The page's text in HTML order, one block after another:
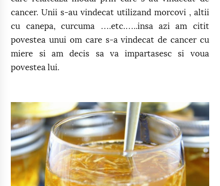
cancer. Unii s-au vindecat utilizand morcovi , altii
cu canepa, curcuma ….etc.…..insa azi am citit
povestea unui om care s-a vindecat de cancer cu
miere si am decis sa va impartasesc si voua
povestea lui.